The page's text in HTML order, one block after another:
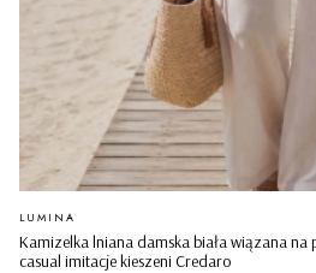
Kamizelka lniana damska biała wiązana
casual imitacje kieszeni Credaro
PRODUCENT
LUMINA